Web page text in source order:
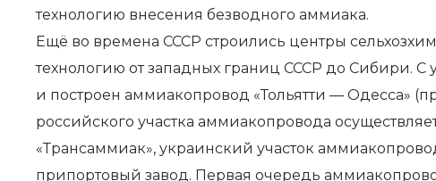
технологию внесения безводного аммиака.
Ещё во времена СССР строились центры
технологию от западных границ СССР до Сибири. С
и построен аммиакопровод «Тольятти — Одесса»
российского участка аммиакопровода
«Трансаммиак», украинский участок
припортовый завод. Первая очередь